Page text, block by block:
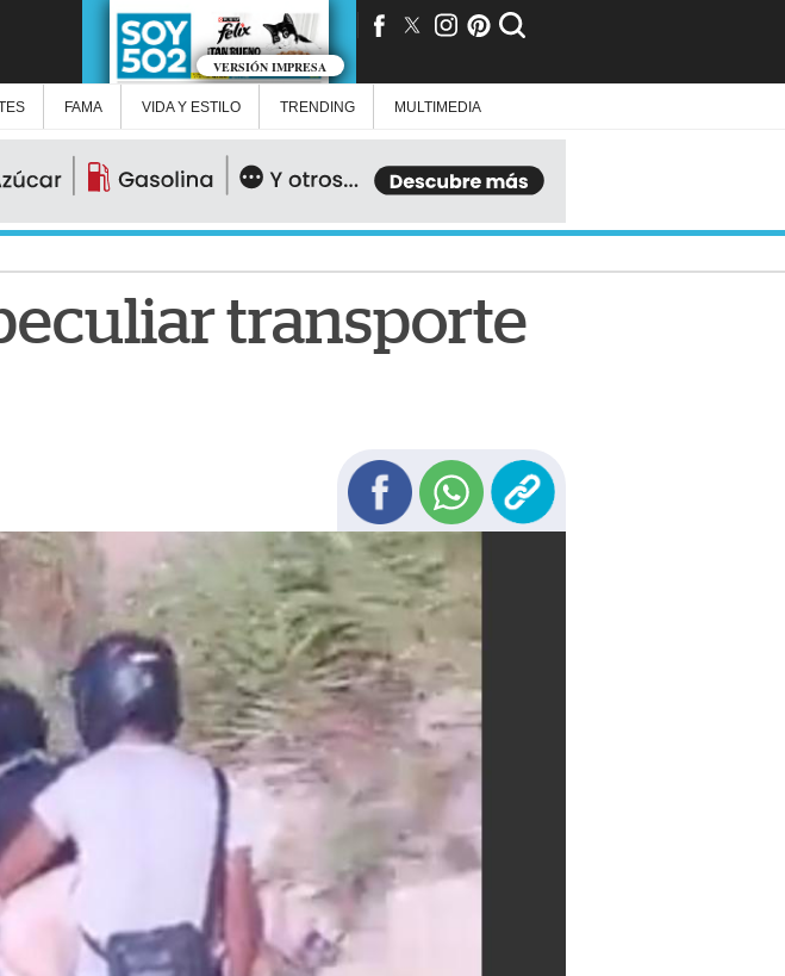
VERSIÓN IMPRESA
FAMA VIDA Y ESTILO TRENDING MULTIMEDIA
transporte